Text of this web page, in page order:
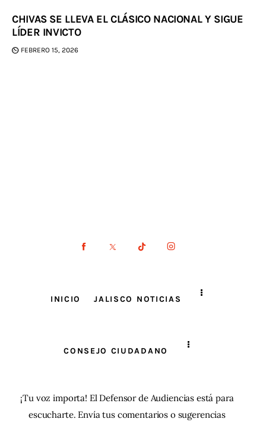
CHIVAS SE LLEVA EL CLÁSICO NACIONAL Y SIGUE
LÍDER INVICTO
FEBRERO 15, 2026
INICIO JALISCO NOTICIAS
CONSEJO CIUDADANO
¡Tu voz importa! El Defensor de Audiencias está para
escucharte. Envía tus comentarios o sugerencias